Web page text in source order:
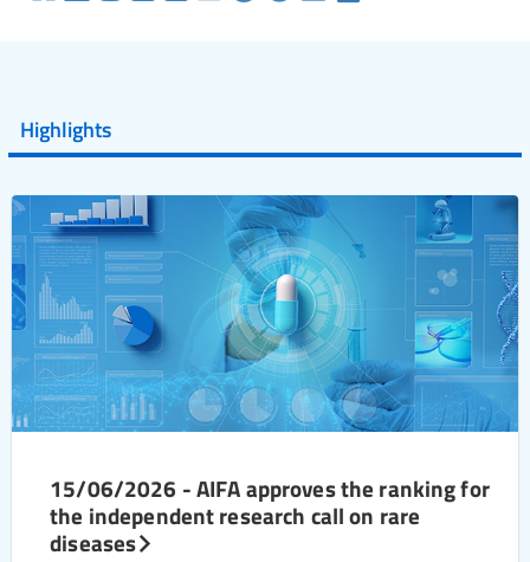
Highlights
15/06/2026 - AIFA approves the ranking for
the independent research call on rare
diseases